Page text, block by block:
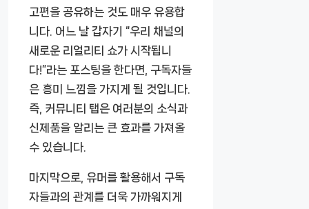
고편을 공유하는 것도 매우 유용합
니다. 어느 날 갑자기 “우리 채널의
새로운 리얼리티 쇼가 시작됩니
다!”라는 포스팅을 한다면, 구독자들
은 흥미 느낌을 가지게 될 것입니다.
즉, 커뮤니티 탭은 여러분의 소식과
신제품을 알리는 큰 효과를 가져올
수 있습니다.
마지막으로, 유머를 활용해서 구독
자들과의 관계를 더욱 가까워지게